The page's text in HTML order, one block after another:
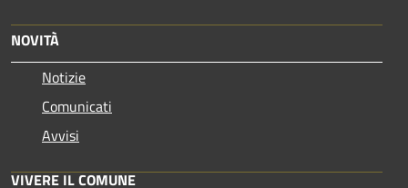
NOVITÀ
Notizie
Comunicati
Avvisi
VIVERE IL COMUNE